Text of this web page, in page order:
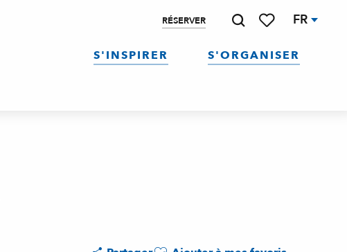
RÉSERVER FR
S'INSPIRER S'ORGANISER
Ajouter aux favoris